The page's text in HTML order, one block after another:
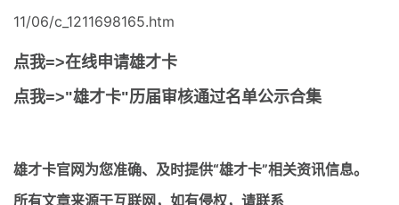
11/06/c_1211698165.htm
点我=>在线申请雄才卡
点我=>"雄才卡"历届审核通过名单公示合集
雄才卡官网为您准确、及时提供“雄才卡”相关资讯信息。
所有文章来源于互联网，如有侵权，请联系